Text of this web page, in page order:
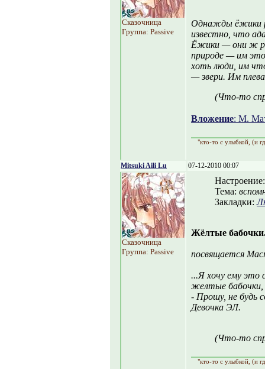
Сказочница
Группа: Passive
Однажды ёжики
известно, что
Ёжики — они ж
природе — им это
хоть люди, им
— звери. Им
(Что-то
Вложение: М.
"кто-то с улыбкой, (и
Mitsuki Aili Lu 07-12-2010 00:07
Сказочница
Группа: Passive
Тема:
Закладки:
Жёлтые
посвящается
...Я хочу ему это
желтые бабочки,
- Прошу, не будь
Девочка ЭЛ.
(Что-то
"кто-то с улыбкой, (и